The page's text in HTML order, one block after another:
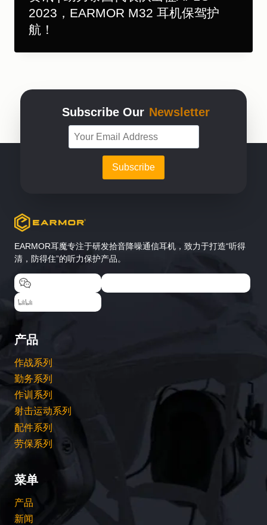
2023，EARMOR M32 耳机保驾护
航！
Subscribe Our Newsletter
EARMOR耳魔专注于研发拾音降噪通信耳机，致力于打造“听得
清，防得住”的听力保护产品。
产品
作战系列
勤务系列
作训系列
射击运动系列
配件系列
劳保系列
菜单
产品
新闻